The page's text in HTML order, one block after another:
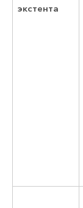
экстента